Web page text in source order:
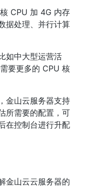
CPU 加 4G 内存
据处理、并行计算
如中大型运营活
要更多的 CPU 核
金山云服务器支持
所需要的配置，可
在控制台进行升配
金山云云服务器的